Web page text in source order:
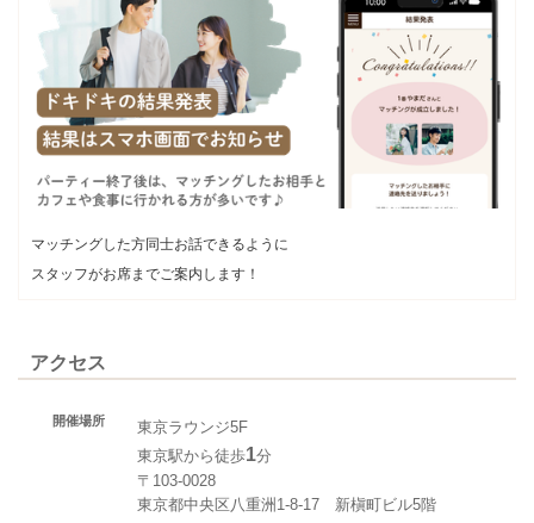
マッチングした方同士お話できるように
スタッフがお席までご案内します！
アクセス
開催場所
東京ラウンジ5F
東京駅から徒歩1分
〒103-0028
東京都中央区八重洲1-8-17 新槇町ビル5階